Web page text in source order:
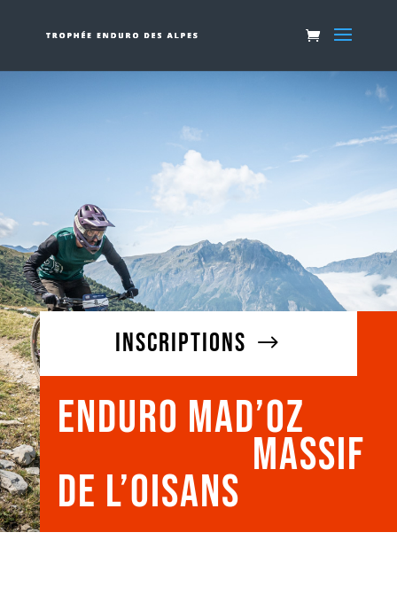
INSCRIPTIONS
Enduro Mad’Oz
massif
de l’oisans